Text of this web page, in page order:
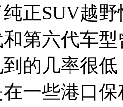
正SUV越
第六代车
的几率很
一些港口